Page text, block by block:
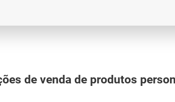
de venda de produtos